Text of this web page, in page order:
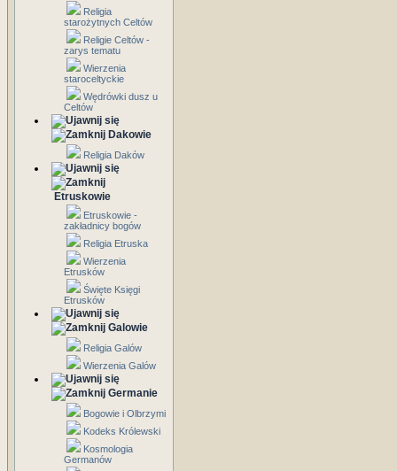
Religia
starożytnych Celtów
Religie Celtów -
zarys tematu
Wierzenia
staroceltyckie
Wędrówki dusz u
Celtów
Dakowie
Religia Daków
Etruskowie
Etruskowie -
zakładnicy bogów
Religia Etruska
Wierzenia
Etrusków
Święte Księgi
Etrusków
Galowie
Religia Galów
Wierzenia Galów
Germanie
Bogowie i Olbrzymi
Kodeks Królewski
Kosmologia
Germanów